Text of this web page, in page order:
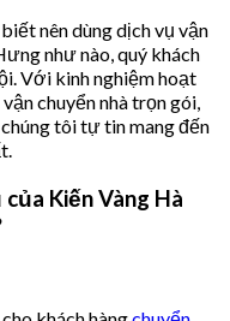
nên dùng dịch vụ vận
như nào, quý khách
Với kinh nghiệm hoạt
chuyển nhà trọn gói,
tôi tự tin mang đến
Kiến Vàng Hà